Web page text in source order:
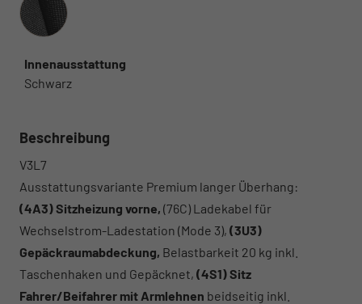
Innenausstattung
Schwarz
Beschreibung
V3L7
Ausstattungsvariante Premium langer Überhang:
(4A3) Sitzheizung vorne, (76C) Ladekabel für
Wechselstrom-Ladestation (Mode 3), (3U3)
Gepäckraumabdeckung, Belastbarkeit 20 kg inkl.
Taschenhaken und Gepäcknet, (4S1) Sitz
Fahrer/Beifahrer mit Armlehnen beidseitig inkl.